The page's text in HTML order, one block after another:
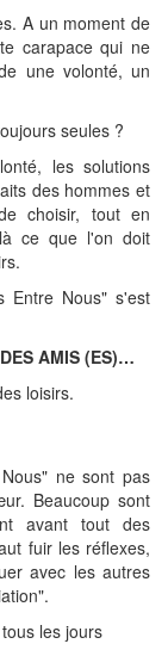
A un moment de
carapace qui ne
une volonté, un
seules ?
les solutions
des hommes et
choisir, tout en
ce que l'on doit
Entre Nous" s'est
AMIS (ES)…
loisirs.
ne sont pas
Beaucoup sont
avant tout des
fuir les réflexes,
avec les autres
les jours